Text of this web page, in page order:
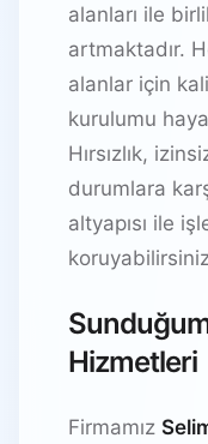
alanları ile
artmaktadır.
alanlar için
kurulumu
Hırsızlık,
durumlara
altyapısı ile
Hizmetleri
Firmamız